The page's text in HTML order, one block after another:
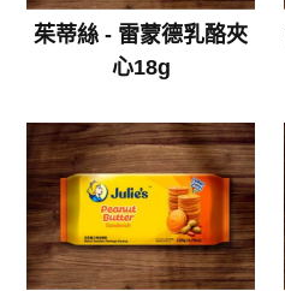
茱蒂絲 - 雷蒙德乳酪夾
心18g